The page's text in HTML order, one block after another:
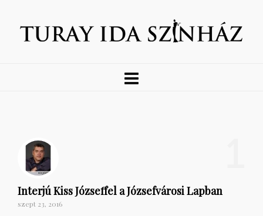
Interjú Kiss Józseffel a Józsefvárosi Lapban
szept 23, 2016